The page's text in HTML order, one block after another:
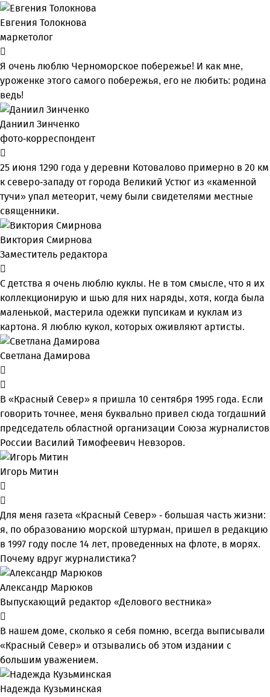
Евгения Толокнова
маркетолог
Я очень люблю Черноморское побережье! И как мне,
уроженке этого самого побережья, его не любить: родина
ведь!
Даниил Зинченко
фото-корреспондент
25 июня 1290 года у деревни Котовалово примерно в 20 км
к северо-западу от города Великий Устюг из «каменной
тучи» упал метеорит, чему были свидетелями местные
священники.
Виктория Смирнова
Заместитель редактора
С детства я очень люблю куклы. Не в том смысле, что я их
коллекционирую и шью для них наряды, хотя, когда была
маленькой, мастерила одежки пупсикам и куклам из
картона. Я люблю кукол, которых оживляют артисты.
Светлана Дамирова
В «Красный Север» я пришла 10 сентября 1995 года. Если
говорить точнее, меня буквально привел сюда тогдашний
председатель областной организации Союза журналистов
России Василий Тимофеевич Невзоров.
Игорь Митин
Для меня газета «Красный Север» - большая часть жизни:
я, по образованию морской штурман, пришел в редакцию
в 1997 году после 14 лет, проведенных на флоте, в морях.
Почему вдруг журналистика?
Александр Марюков
Выпускающий редактор «Делового вестника»
В нашем доме, сколько я себя помню, всегда выписывали
«Красный Север» и отзывались об этом издании с
большим уважением.
Надежда Кузьминская